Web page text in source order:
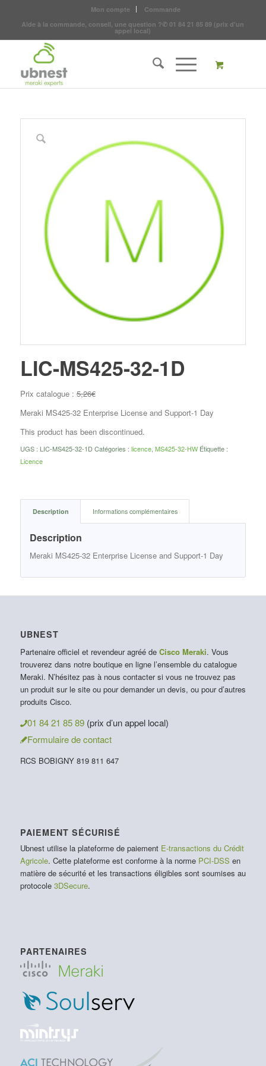
Mon compte
Commande
Aide à la commande, conseil, une question ?✆ 01 84 21 85 89 (prix d'un
appel local)
LIC-MS425-32-1D
Prix catalogue :5,26€
Meraki MS425-32 Enterprise License and Support-1 Day
This product has been discontinued.
UGS : LIC-MS425-32-1D Catégories : licence, MS425-32-HW Étiquette :
Licence
Description Informations complémentaires
Description
Meraki MS425-32 Enterprise License and Support-1 Day
UBNEST
Partenaire officiel et revendeur agréé de Cisco Meraki. Vous
trouverez dans notre boutique en ligne l’ensemble du catalogue
Meraki. N’hésitez pas à nous contacter si vous ne trouvez pas
un produit sur le site ou pour demander un devis, ou pour d’autres
produits Cisco.
01 84 21 85 89 (prix d’un appel local)
Formulaire de contact
RCS BOBIGNY 819 811 647
PAIEMENT SÉCURISÉ
Ubnest utilise la plateforme de paiement E-transactions du Crédit
Agricole. Cette plateforme est conforme à la norme PCI-DSS en
matière de sécurité et les transactions éligibles sont soumises au
protocole 3DSecure.
PARTENAIRES